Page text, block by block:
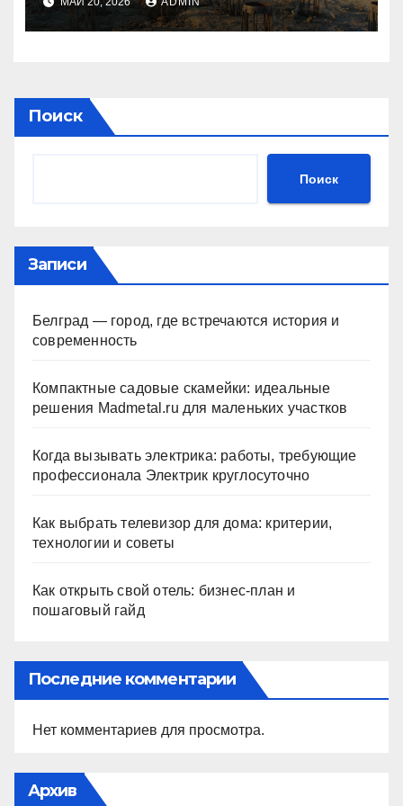
производственных
объектах
Поиск
Поиск
Записи
Белград — город, где встречаются история и
современность
Компактные садовые скамейки: идеальные
решения Madmetal.ru для маленьких участков
Когда вызывать электрика: работы, требующие
профессионала Электрик круглосуточно
Как выбрать телевизор для дома: критерии,
технологии и советы
Как открыть свой отель: бизнес-план и
пошаговый гайд
Последние комментарии
Нет комментариев для просмотра.
Архив